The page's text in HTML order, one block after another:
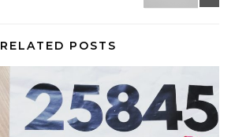
RELATED POSTS